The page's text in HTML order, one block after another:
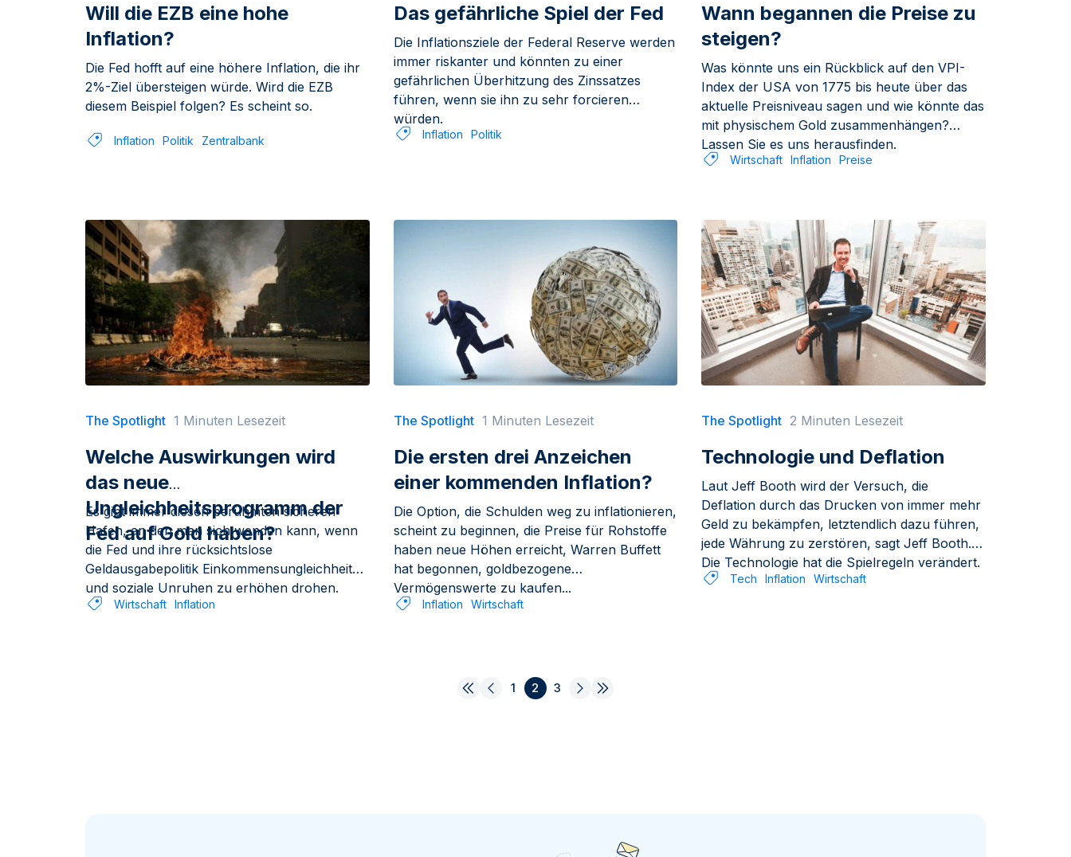
Will die EZB eine hohe
Inflation?
Die Fed hofft auf eine höhere Inflation, die ihr
2%-Ziel übersteigen würde. Wird die EZB
diesem Beispiel folgen? Es scheint so.
Inflation Politik Zentralbank
Das gefährliche Spiel der Fed
Die Inflationsziele der Federal Reserve werden
immer riskanter und könnten zu einer
gefährlichen Überhitzung des Zinssatzes
führen, wenn sie ihn zu sehr forcieren
würden.
Inflation Politik
Wann begannen die Preise zu
steigen?
Was könnte uns ein Rückblick auf den VPI-
Index der USA von 1775 bis heute über das
aktuelle Preisniveau sagen und wie könnte das
mit physischem Gold zusammenhängen?
Lassen Sie es uns herausfinden.
Wirtschaft Inflation Preise
The Spotlight 1 Minuten Lesezeit
Welche Auswirkungen wird
das neue
Ungleichheitsprogramm der
Fed auf Gold haben?
Es gibt immer diesen berühmten sicheren
Hafen, an den man sich wenden kann, wenn
die Fed und ihre rücksichtslose
Geldausgabepolitik Einkommensungleichheit
und soziale Unruhen zu erhöhen drohen.
Wirtschaft Inflation
The Spotlight 1 Minuten Lesezeit
Die ersten drei Anzeichen
einer kommenden Inflation?
Die Option, die Schulden weg zu inflationieren,
scheint zu beginnen, die Preise für Rohstoffe
haben neue Höhen erreicht, Warren Buffett
hat begonnen, goldbezogene
Vermögenswerte zu kaufen...
Inflation Wirtschaft
The Spotlight 2 Minuten Lesezeit
Technologie und Deflation
Laut Jeff Booth wird der Versuch, die
Deflation durch das Drucken von immer mehr
Geld zu bekämpfen, letztendlich dazu führen,
jede Währung zu zerstören, sagt Jeff Booth.
Die Technologie hat die Spielregeln verändert.
Tech Inflation Wirtschaft
1 2 3